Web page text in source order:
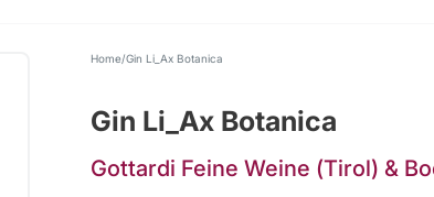
Home Gin Li_Ax Botanica
Gin Li_Ax Botanica
Gottardi Feine Weine (Tirol) &